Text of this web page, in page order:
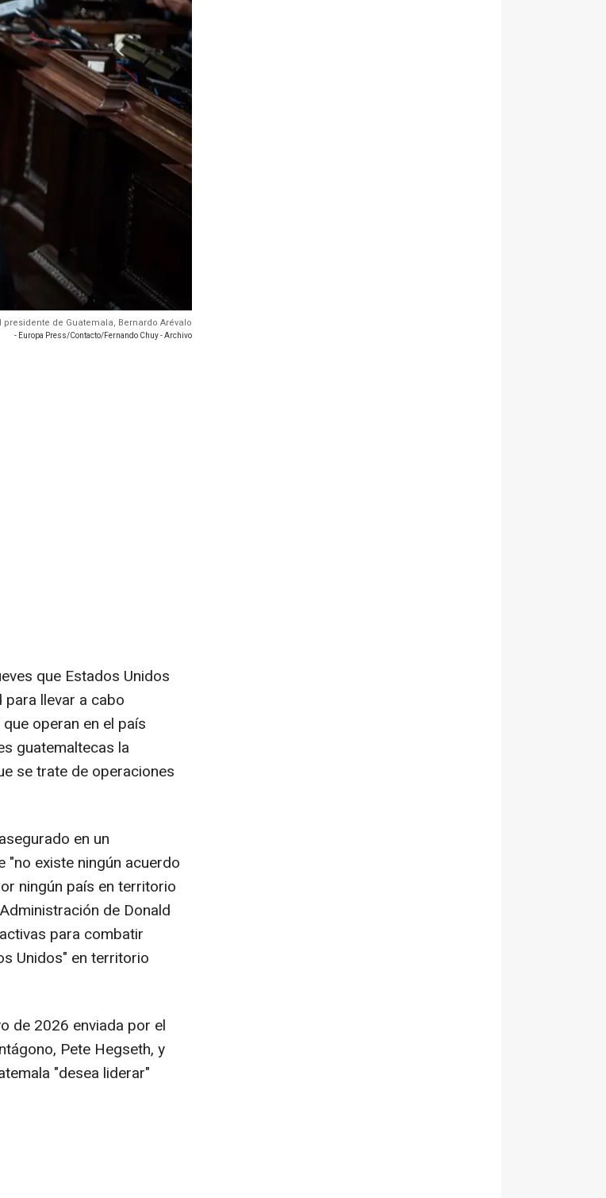
presidente de Guatemala, Bernardo Arévalo
- Europa Press/Contacto/Fernando Chuy - Archivo
que Estados Unidos
llevar a cabo
operan en el país
guatemaltecas la
se trate de operaciones
en un
existe ningún acuerdo
ningún país en territorio
de Donald
para combatir
Unidos" en territorio
de 2026 enviada por el
Pete Hegseth, y
"desea liderar"